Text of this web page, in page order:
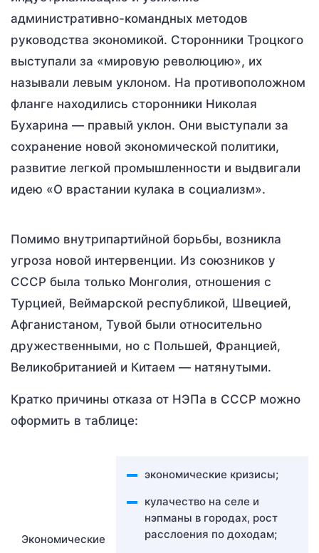
административно-командных методов
руководства экономикой. Сторонники Троцкого
выступали за «мировую революцию», их
называли левым уклоном. На противоположном
фланге находились сторонники Николая
Бухарина — правый уклон. Они выступали за
сохранение новой экономической политики,
развитие легкой промышленности и выдвигали
идею «О врастании кулака в социализм».
Помимо внутрипартийной борьбы, возникла
угроза новой интервенции. Из союзников у
СССР была только Монголия, отношения с
Турцией, Веймарской республикой, Швецией,
Афганистаном, Тувой были относительно
дружественными, но с Польшей, Францией,
Великобританией и Китаем — натянутыми.
Кратко причины отказа от НЭПа в СССР можно
оформить в таблице:
Экономические
экономические кризисы;
кулачество на селе и
нэпманы в городах, рост
расслоения по доходам;